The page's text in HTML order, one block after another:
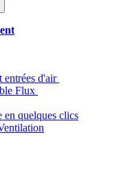
entrées d'air
Flux
en quelques clics